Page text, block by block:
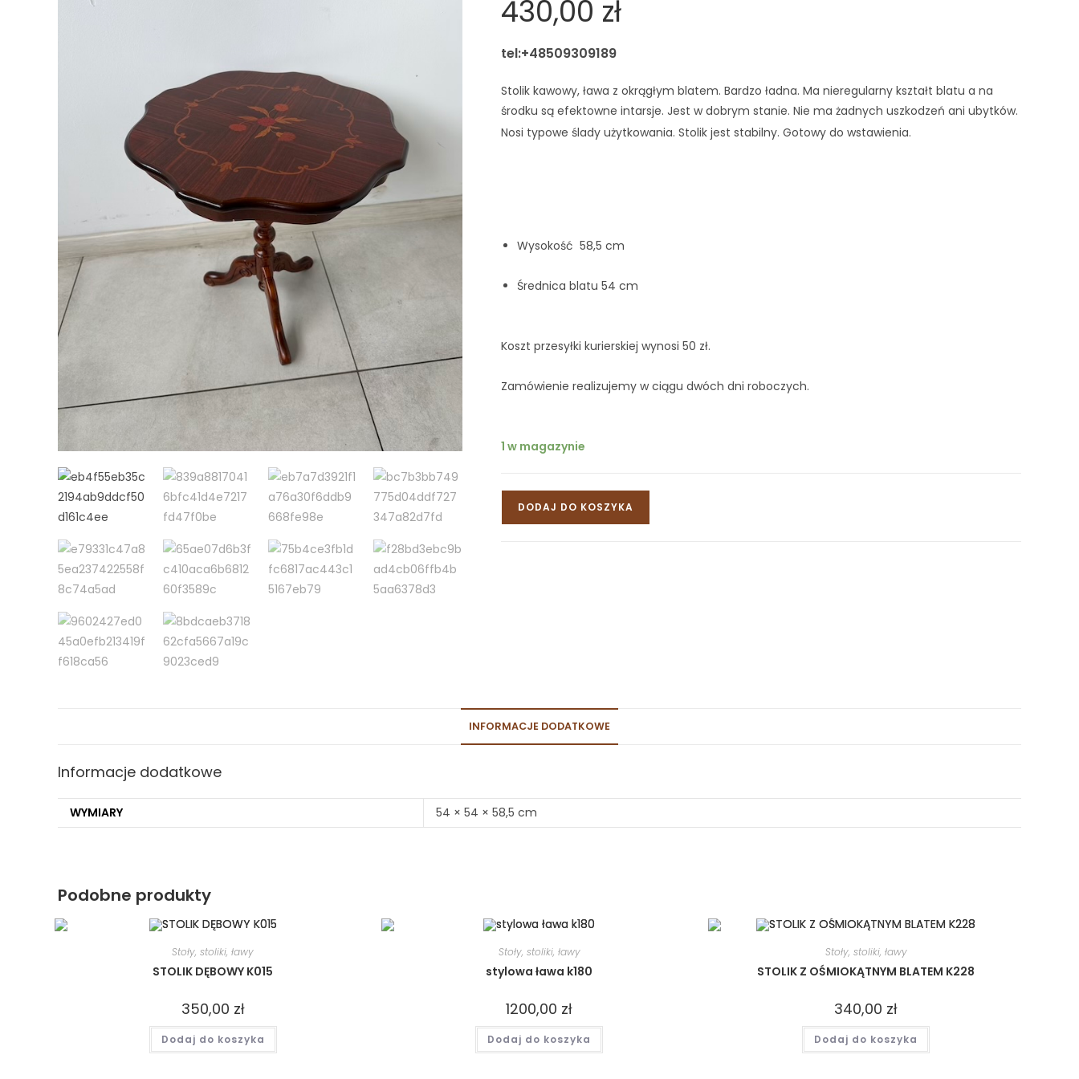
430,00 zł
tel:+48509309189
Stolik kawowy, ława z okrągłym blatem. Bardzo ładna. Ma nieregularny kształt blatu a na
środku są efektowne intarsje. Jest w dobrym stanie. Nie ma żadnych uszkodzeń ani ubytków.
Nosi typowe ślady użytkowania. Stolik jest stabilny. Gotowy do wstawienia.
Wysokość  58,5 cm
Średnica blatu 54 cm
Koszt przesyłki kurierskiej wynosi 50 zł.
Zamówienie realizujemy w ciągu dwóch dni roboczych.
1 w magazynie
DODAJ DO KOSZYKA
INFORMACJE DODATKOWE
Informacje dodatkowe
WYMIARY 54 × 54 × 58,5 cm
Podobne produkty
Stoły, stoliki, ławy
STOLIK DĘBOWY K015
350,00 zł
Dodaj do koszyka
Stoły, stoliki, ławy
stylowa ława k180
1200,00 zł
Dodaj do koszyka
Stoły, stoliki, ławy
STOLIK Z OŚMIOKĄTNYM BLATEM K228
340,00 zł
Dodaj do koszyka